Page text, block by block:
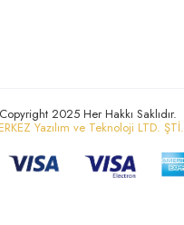
2025 Her Hakkı Saklıdır.
Yazılım ve Teknoloji LTD. ŞTİ.